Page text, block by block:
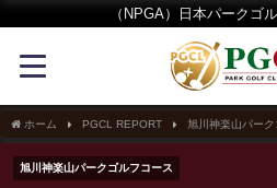
（NPGA）日本パークゴ
ホーム PGCL REPORT 旭川神楽山パーク
旭川神楽山パークゴルフコース